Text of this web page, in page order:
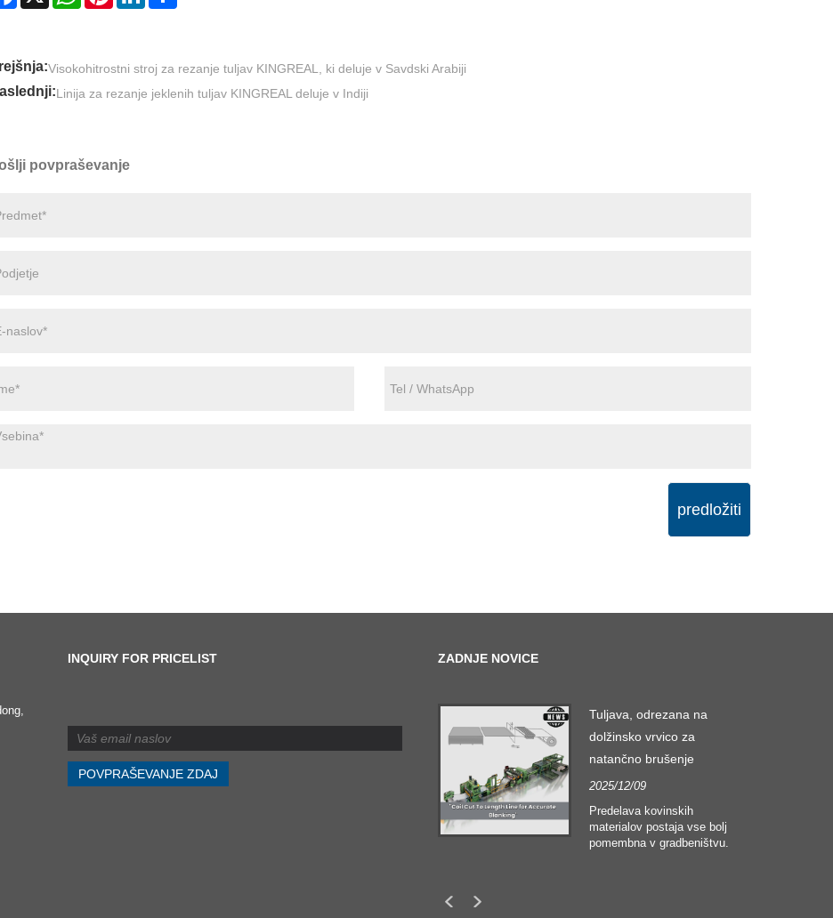
Visokohitrostni stroj za rezanje tuljav KINGREAL, ki deluje v Savdski Arabiji
Linija za rezanje jeklenih tuljav KINGREAL deluje v Indiji
povpraševanje
predložiti
INQUIRY FOR PRICELIST ZADNJE NOVICE
Tuljava, odrezana na
dolžinsko vrvico za
natančno brušenje
2025/12/09
Predelava kovinskih
materialov postaja vse bolj
pomembna v gradbeništvu.